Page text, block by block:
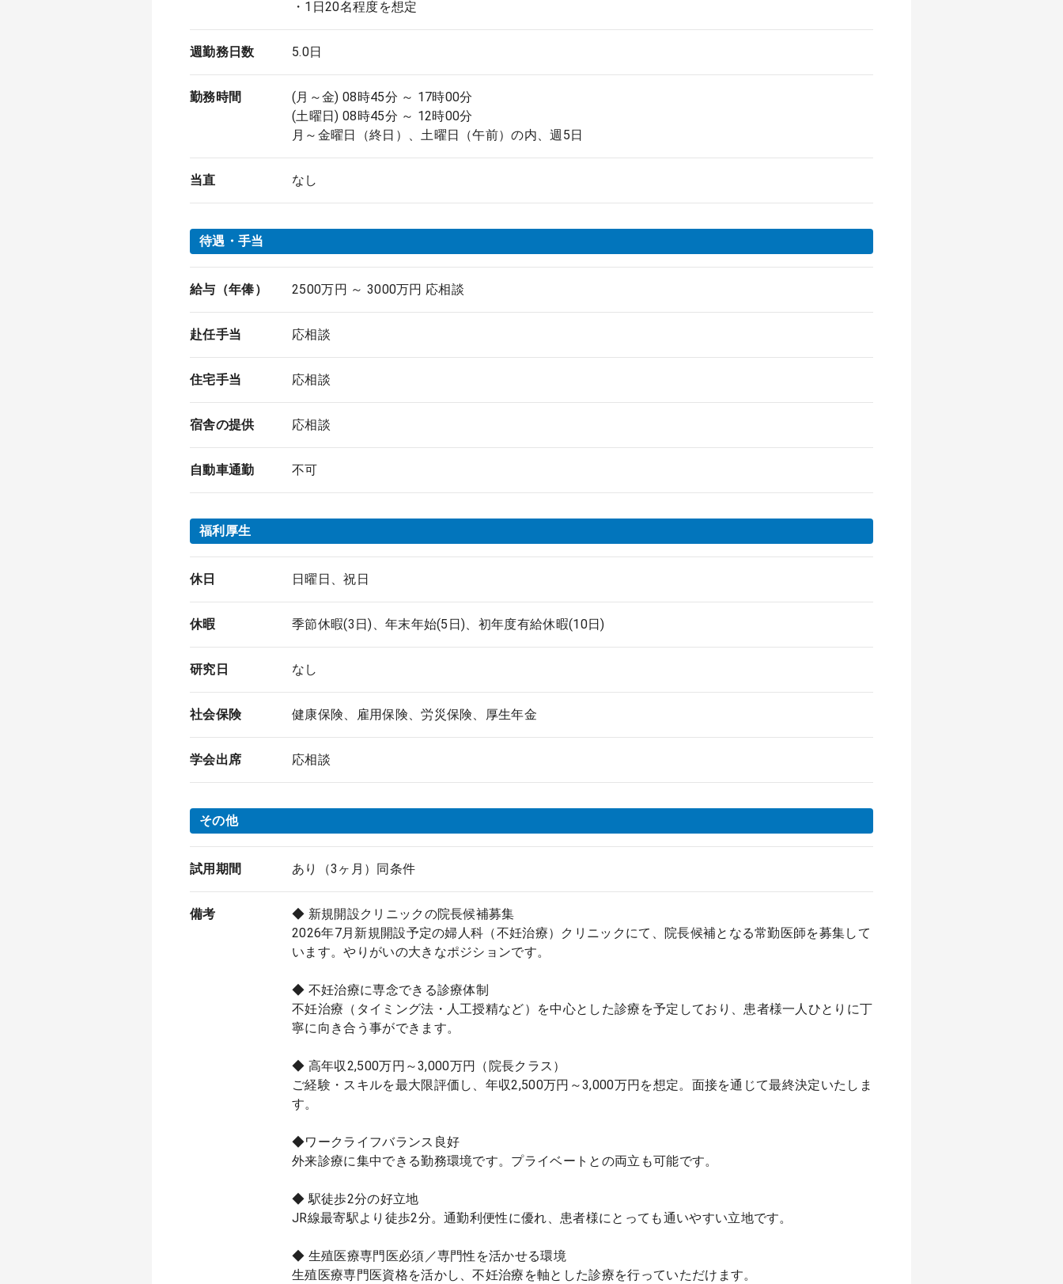
・1日20名程度を想定
週勤務日数 5.0日
勤務時間
(月～金) 08時45分 ～ 17時00分
(土曜日) 08時45分 ～ 12時00分
月～金曜日（終日）、土曜日（午前）の内、週5日
当直 なし
待遇・手当
給与（年俸） 2500万円 ～ 3000万円 応相談
赴任手当 応相談
住宅手当 応相談
宿舎の提供 応相談
自動車通勤 不可
福利厚生
休日 日曜日、祝日
休暇 季節休暇(3日)、年末年始(5日)、初年度有給休暇(10日)
研究日 なし
社会保険 健康保険、雇用保険、労災保険、厚生年金
学会出席 応相談
その他
試用期間 あり（3ヶ月）同条件
備考
◆ 新規開設クリニックの院長候補募集
2026年7月新規開設予定の婦人科（不妊治療）クリニックにて、院長候補となる常勤医師を募集して
います。やりがいの大きなポジションです。
◆ 不妊治療に専念できる診療体制
不妊治療（タイミング法・人工授精など）を中心とした診療を予定しており、患者様一人ひとりに丁
寧に向き合う事ができます。
◆ 高年収2,500万円～3,000万円（院長クラス）
ご経験・スキルを最大限評価し、年収2,500万円～3,000万円を想定。面接を通じて最終決定いたしま
す。
◆ワークライフバランス良好
外来診療に集中できる勤務環境です。プライベートとの両立も可能です。
◆ 駅徒歩2分の好立地
JR線最寄駅より徒歩2分。通勤利便性に優れ、患者様にとっても通いやすい立地です。
◆ 生殖医療専門医必須／専門性を活かせる環境
生殖医療専門医資格を活かし、不妊治療を軸とした診療を行っていただけます。